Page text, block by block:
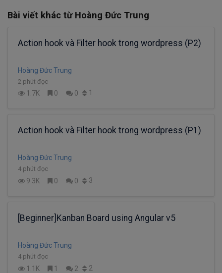
Bài viết khác từ Hoàng Đức Trung
Action hook và Filter hook trong wordpress (P2)
Hoàng Đức Trung
2 phút đọc
1.7K 0 0 1
Action hook và Filter hook trong wordpress (P1)
Hoàng Đức Trung
4 phút đọc
9.3K 0 0 3
[Beginner]Kanban Board using Angular v5
Hoàng Đức Trung
4 phút đọc
1.1K 1 2 2